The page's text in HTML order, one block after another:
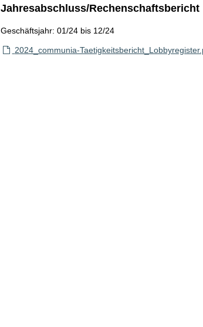
Jahresabschluss/Rechenschaftsbericht
Geschäftsjahr: 01/24 bis 12/24
2024_communia-